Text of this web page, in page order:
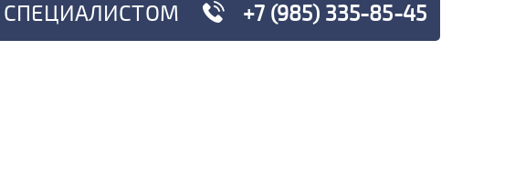
СПЕЦИАЛИСТОМ +7 (985) 335-85-45